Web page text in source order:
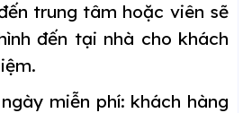
trung tâm hoặc viên sẽ
đến tại nhà cho khách
miễn phí: khách hàng